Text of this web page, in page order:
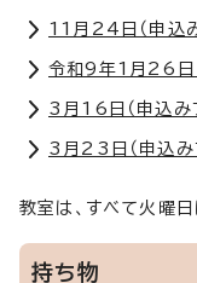
11月24日（申込み
令和9年1月26日
3月16日（申込み
3月23日（申込み
教室は、すべて火曜日
持ち物